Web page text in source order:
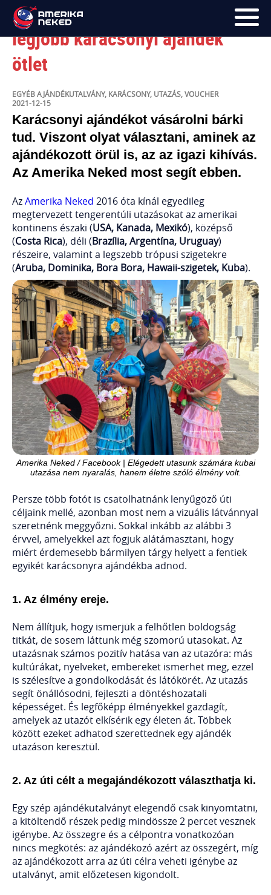
FŐOLDAL
UTAK
HÍRLEVÉL
BLOG
RÓLUNK
KÉPEK
3 érv, amiért az utazás a
legjobb karácsonyi ajándék
ötlet
EGYÉBAJÁNDÉKUTALVÁNY, KARÁCSONY, UTAZÁS,VOUCHER
2021-12-15
Karácsonyi ajándékot vásárolni bárki
tud. Viszont olyat választani, aminek az
ajándékozott örül is, az az igazi kihívás.
Az Amerika Neked most segít ebben.
AzAmerika Neked 2016 óta kínál egyedileg
megtervezett tengerentúli utazásokat az amerikai
kontinens északi (USA, Kanada, Mexikó), középső
(Costa Rica), déli (Brazília, Argentína, Uruguay)
részeire, valamint a legszebb trópusi szigetekre
(Aruba, Dominika, Bora Bora, Hawaii-szigetek, Kuba).
Amerika Neked / Facebook | Elégedett utasunk számára kubai
utazása nem nyaralás, hanem életre szóló élmény volt.
Persze több fotót is csatolhatnánk lenyűgöző úti
céljaink mellé, azonban most nem a vizuális látvánnyal
szeretnénk meggyőzni. Sokkal inkább az alábbi 3
érvvel, amelyekkel azt fogjuk alátámasztani, hogy
miért érdemesebb bármilyen tárgy helyett a fentiek
egyikét karácsonyra ajándékba adnod.
1. Az élmény ereje.
Nem állítjuk, hogy ismerjük a felhőtlen boldogság
titkát, de sosem láttunk még szomorú utasokat. Az
utazásnak számos pozitív hatása van az utazóra: más
kultúrákat, nyelveket, embereket ismerhet meg, ezzel
is szélesítve a gondolkodását és látókörét. Az utazás
segít önállósodni, fejleszti a döntéshozatali
képességet. És legfőképp élményekkel gazdagít,
amelyek az utazót elkísérik egy életen át. Többek
között ezeket adhatod szerettednek egy ajándék
utazáson keresztül.
2. Az úti célt a megajándékozott választhatja ki.
Egy szép ajándékutalványt elegendő csak kinyomtatni,
a kitöltendő részek pedig mindössze 2 percet vesznek
igénybe. Az összegre és a célpontra vonatkozóan
nincs megkötés: az ajándékozó azért az összegért, míg
az ajándékozott arra az úti célra veheti igénybe az
utalványt, amit előzetesen kigondolt.